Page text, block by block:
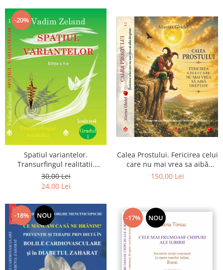
-20%
Spatiul variantelor.
Transurfingul realitatii.
Gradul 1. Cum sa ne
dezvoltam intuitia si sa ne
30,00 Lei
24,00 Lei
Calea Prostului. Fericirea celui
care nu mai vrea sa aibă
dreptate - Intoarcerea la
150,00 Lei
-18% NOU -17% NOU